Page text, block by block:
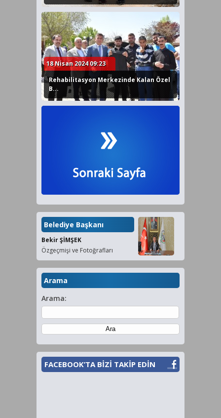
18 Nisan 2024 09:23
Rehabilitasyon Merkezinde Kalan Özel
B...
Belediye Başkanı
Bekir ŞİMŞEK
Özgeçmişi ve Fotoğrafları
Arama
Arama:
FACEBOOK’TA BİZİ TAKİP EDİN